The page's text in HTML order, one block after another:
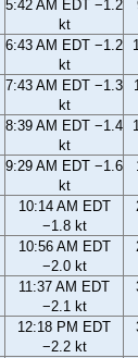
5:42 AM EDT −1.2
kt
6:43 AM EDT −1.2
kt
7:43 AM EDT −1.3
kt
8:39 AM EDT −1.4
kt
9:29 AM EDT −1.6
kt
10:14 AM EDT
−1.8 kt
10:56 AM EDT
−2.0 kt
11:37 AM EDT
−2.1 kt
12:18 PM EDT
−2.2 kt